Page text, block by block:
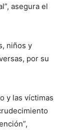
asegura el
niños y
por su
y las víctimas